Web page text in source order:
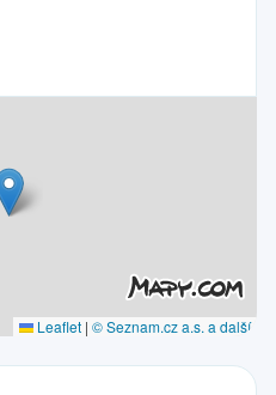
Leaflet | © Seznam.cz a.s. a další